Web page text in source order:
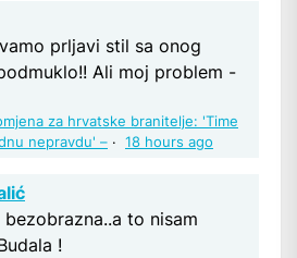
prljavi stil sa onog
Ali moj problem -
za hrvatske branitelje: 'Time
nepravdu' – · 18 hours ago
bezobrazna..a to nisam
!